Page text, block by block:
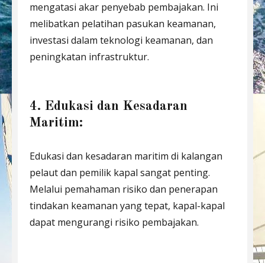
mengatasi akar penyebab pembajakan. Ini
melibatkan pelatihan pasukan keamanan,
investasi dalam teknologi keamanan, dan
peningkatan infrastruktur.
4. Edukasi dan Kesadaran
Maritim:
Edukasi dan kesadaran maritim di kalangan
pelaut dan pemilik kapal sangat penting.
Melalui pemahaman risiko dan penerapan
tindakan keamanan yang tepat, kapal-kapal
dapat mengurangi risiko pembajakan.